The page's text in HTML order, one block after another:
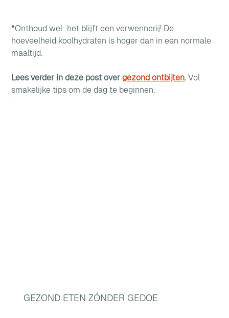
*Onthoud wel: het blijft een verwennerij! De
hoeveelheid koolhydraten is hoger dan in een normale
maaltijd.
Lees verder in deze post over gezond ontbijten. Vol
smakelijke tips om de dag te beginnen.
GEZOND ETEN ZÓNDER GEDOE